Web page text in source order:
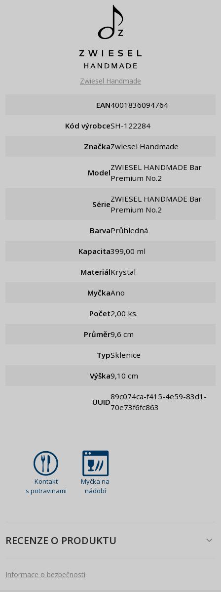
Zwiesel Handmade
EAN 4001836094764
Kód výrobce SH-122284
Značka Zwiesel Handmade
Model
ZWIESEL HANDMADE Bar
Premium No.2
Série
ZWIESEL HANDMADE Bar
Premium No.2
Barva Průhledná
Kapacita 399,00 ml
Materiál Krystal
Myčka Ano
Počet 2,00 ks.
Průměr 9,6 cm
Typ Sklenice
Výška 9,10 cm
UUID
89c074ca-f415-4e59-83d1-
70e73f6fc863
Kontakt
s potravinami
Myčka na
nádobí
RECENZE O PRODUKTU
Informace o bezpečnosti